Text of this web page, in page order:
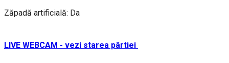
Zăpadă artificială: Da
LIVE WEBCAM - vezi starea pârtiei